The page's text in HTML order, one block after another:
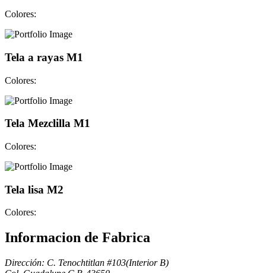
Colores:
Tela a rayas M1
Colores:
Tela Mezclilla M1
Colores:
Tela lisa M2
Colores:
Informacion de Fabrica
Dirección: C. Tenochtitlan #103(Interior B)